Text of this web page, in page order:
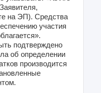
на ЭП). Средства
участия
подтверждено
об определении
производится